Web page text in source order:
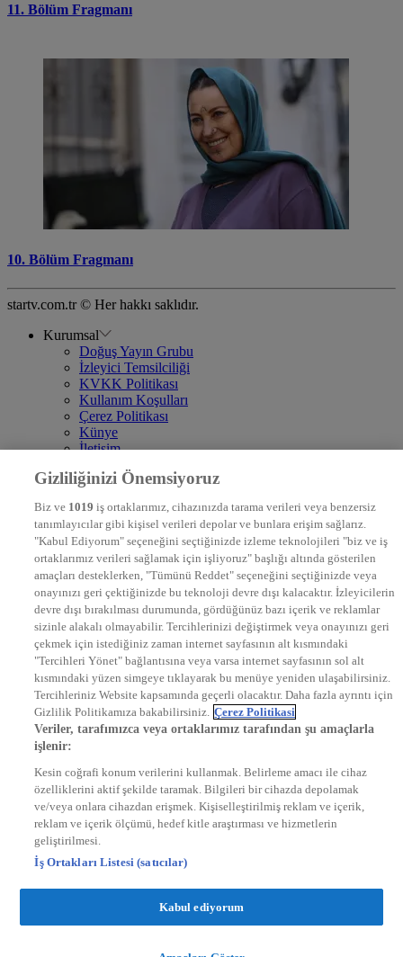
11. Bölüm Fragmanı
10. Bölüm Fragmanı
startv.com.tr © Her hakkı saklıdır.
Kurumsal
Doğuş Yayın Grubu
İzleyici Temsilciliği
KVKK Politikası
Kullanım Koşulları
Çerez Politikası
Künye
İletişim
DYG Televizyonlar
STAR
EURO STAR
KRAL POP TV
DYG Radyolar
NTV RADYO
KRAL FM
KRAL POP
EKSEN
VOYAGE
DYG Dijital
ntv.com.tr
ntvspor.net
secim.ntv.com.tr
startv.com.tr
kralmuzik.com.tr
Gizliliğinizi Önemsiyoruz
Biz ve 1019 iş ortaklarımız, cihazınızda tarama verileri veya benzersiz
tanımlayıcılar gibi kişisel verileri depolar ve bunlara erişim sağlarız.
"Kabul Ediyorum" seçeneğini seçtiğinizde izleme teknolojileri "biz ve iş
ortaklarımız verileri sağlamak için işliyoruz" başlığı altında gösterilen
amaçları desteklerken, "Tümünü Reddet" seçeneğini seçtiğinizde veya
onayınızı geri çektiğinizde bu teknoloji devre dışı kalacaktır. İzleyicilerin
devre dışı bırakılması durumunda, gördüğünüz bazı içerik ve reklamlar
sizinle alakalı olmayabilir. Tercihlerinizi değiştirmek veya onayınızı geri
çekmek için istediğiniz zaman internet sayfasının alt kısmındaki
"Tercihleri Yönet" bağlantısına veya varsa internet sayfasının sol alt
kısmındaki yüzen simgeye tıklayarak bu menüye yeniden ulaşabilirsiniz.
Tercihleriniz Website kapsamında geçerli olacaktır. Daha fazla ayrıntı için
Gizlilik Politikamıza bakabilirsiniz. Çerez Politikasi
Veriler, tarafımızca veya ortaklarımız tarafından şu amaçlarla
işlenir:
Kesin coğrafi konum verilerini kullanmak. Belirleme amacı ile cihaz
özelliklerini aktif şekilde taramak. Bilgileri bir cihazda depolamak
ve/veya onlara cihazdan erişmek. Kişiselleştirilmiş reklam ve içerik,
reklam ve içerik ölçümü, hedef kitle araştırması ve hizmetlerin
geliştirilmesi.
İş Ortakları Listesi (satıcılar)
Kabul ediyorum